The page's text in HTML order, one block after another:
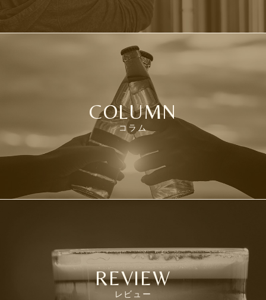
COLUMN
コラム
REVIEW
レビュー